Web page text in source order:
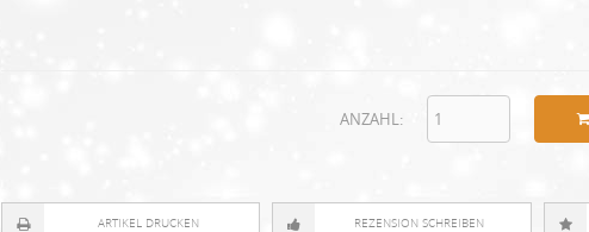
ANZAHL:
ARTIKEL DRUCKEN REZENSION SCHREIBEN